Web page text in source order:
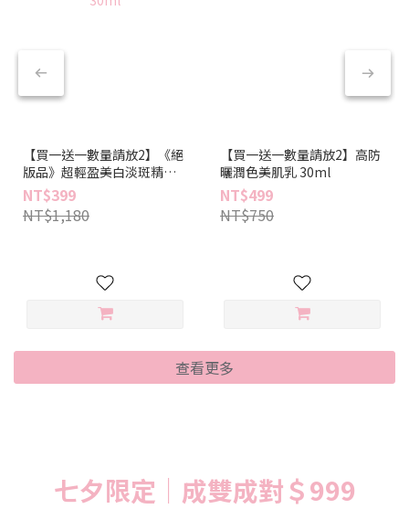
【買一送一數量請放2】《絕
版品》超輕盈美白淡斑精華
液 30ml
NT$399
NT$1,180
【買一送一數量請放2】高防
曬潤色美肌乳 30ml
NT$499
NT$750
查看更多
七夕限定｜成雙成對＄999